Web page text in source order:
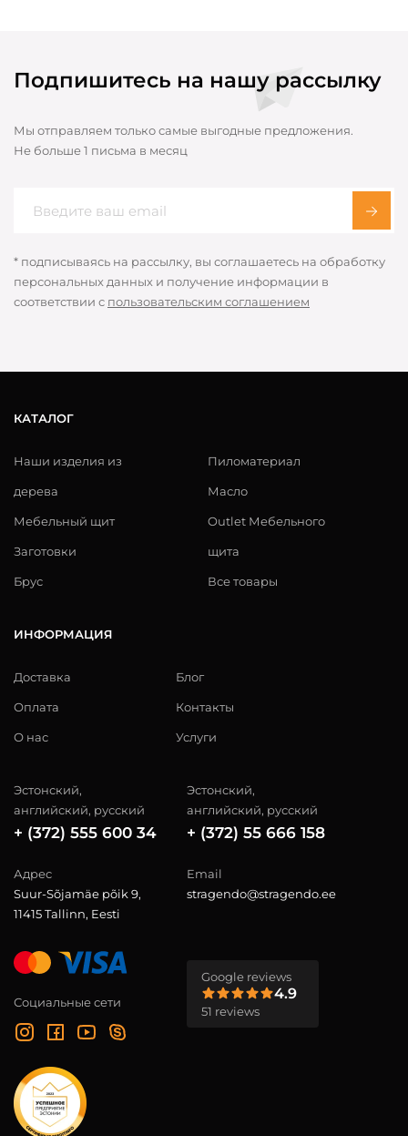
Подпишитесь на нашу рассылку
Мы отправляем только самые выгодные предложения.
Не больше 1 письма в месяц
* подписываясь на рассылку, вы соглашаетесь на обработку
персональных данных и получение информации в
соответствии с пользовательским соглашением
КАТАЛОГ
Наши изделия из
дерева
Мебельный щит
Заготовки
Брус
Пиломатериал
Масло
Outlet Мебельного
щита
Все товары
ИНФОРМАЦИЯ
Доставка
Оплата
О нас
Блог
Контакты
Услуги
Эстонский,
английский, русский
+ (372) 555 600 34
Эстонский,
английский, русский
+ (372) 55 666 158
Адрес
Suur-Sõjamäe põik 9,
11415 Tallinn, Eesti
Email
stragendo@stragendo.ee
Социальные сети
Google reviews
4.9
51 reviews